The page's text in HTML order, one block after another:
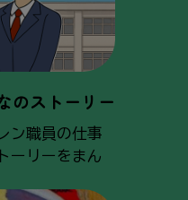
のストーリー
ン職員の仕事
ーリーをまん